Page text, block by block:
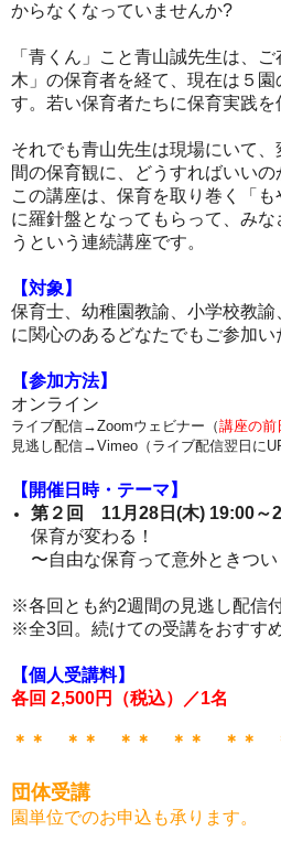
からなくなっていませんか?
「青くん」こと青山誠先生は、
木」の保育者を経て、現在は５園
す。若い保育者たちに保育実践を
それでも青山先生は現場にいて
間の保育観に、どうすればいいの
この講座は、保育を取り巻く「
に羅針盤となってもらって、みな
うという連続講座です。
【対象】
保育士、幼稚園教諭、小学校教諭
に関心のあるどなたでもご参加い
【参加方法】
オンライン
ライブ配信→Zoomウェビナー（講座の前
見逃し配信→Vimeo（ライブ配信翌日に
【開催日時・テーマ】
第２回 11月28日(木) 19:00～
保育が変わる！
〜自由な保育って意外ときつ
※各回とも約2週間の見逃し配信
※全3回。続けての受講をおすす
【個人受講料】
各回 2,500円（税込）／1名
＊＊ ＊＊ ＊＊ ＊＊ ＊＊
団体受講
園単位でのお申込も承ります。